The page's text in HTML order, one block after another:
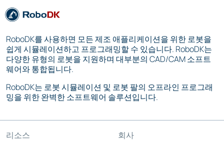
RoboDK를 사용하면 모든 제조 애플리케이션을 위한 로봇을
쉽게 시뮬레이션하고 프로그래밍할 수 있습니다. RoboDK는
다양한 유형의 로봇을 지원하며 대부분의 CAD/CAM 소프트
웨어와 통합됩니다.
RoboDK는 로봇 시뮬레이션 및 로봇 팔의 오프라인 프로그래
밍을 위한 완벽한 소프트웨어 솔루션입니다.
리소스
회사